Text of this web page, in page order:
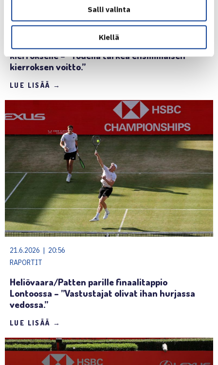
Salli valinta
Kiellä
RAPORTIT
Virtanen Wimbledonin karsintojen toiselle
kierrokselle – ”Todella tärkeä ensimmäisen
kierroksen voitto.”
LUE LISÄÄ →
21.6.2026 | 20:56
RAPORTIT
Heliövaara/Patten parille finaalitappio
Lontoossa – ”Vastustajat olivat ihan hurjassa
vedossa.”
LUE LISÄÄ →